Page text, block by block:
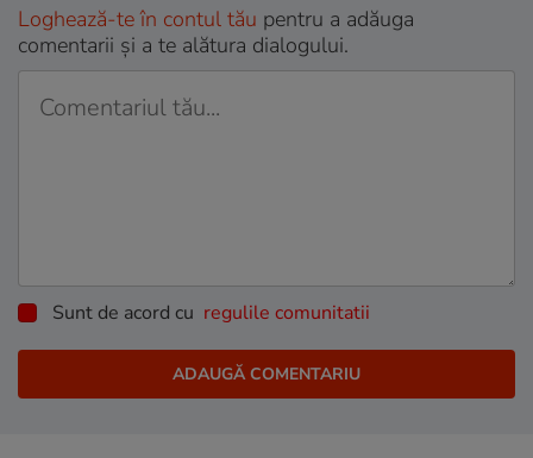
Loghează-te în contul tău pentru a adăuga
comentarii și a te alătura dialogului.
Sunt de acord cu regulile comunitatii